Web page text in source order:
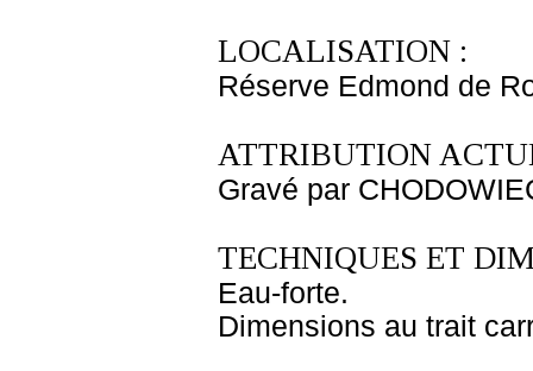
LOCALISATION :
Réserve Edmond de
ATTRIBUTION
Gravé par
TECHNIQUES ET
Eau-forte.
Dimensions au trait